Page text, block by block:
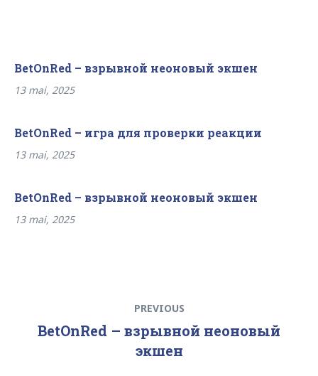
BetOnRed – взрывной неоновый экшен
13 mai, 2025
BetOnRed – игра для проверки реакции
13 mai, 2025
BetOnRed – взрывной неоновый экшен
13 mai, 2025
articole
post:
PREVIOUS
BetOnRed – взрывной неоновый
экшен